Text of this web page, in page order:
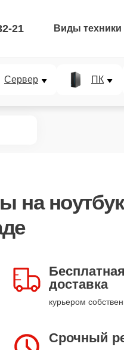
21 Виды техники
Сервер ПК
на
Бесплатная
доставка
курьером
Срочный